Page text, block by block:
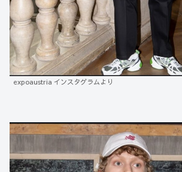
expoaustria インスタグラムより